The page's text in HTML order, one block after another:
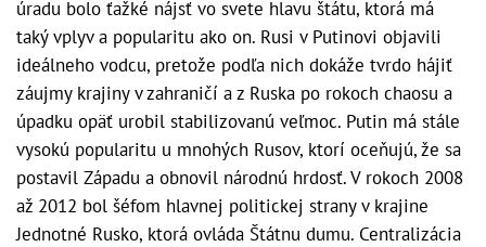
úradu bolo ťažké nájsť vo svete hlavu štátu, ktorá má
taký vplyv a popularitu ako on. Rusi v Putinovi objavili
ideálneho vodcu, pretože podľa nich dokáže tvrdo hájiť
záujmy krajiny v zahraničí a z Ruska po rokoch chaosu a
úpadku opäť urobil stabilizovanú veľmoc. Putin má stále
vysokú popularitu u mnohých Rusov, ktorí oceňujú, že sa
postavil Západu a obnovil národnú hrdosť. V rokoch 2008
až 2012 bol šéfom hlavnej politickej strany v krajine
Jednotné Rusko, ktorá ovláda Štátnu dumu. Centralizácia